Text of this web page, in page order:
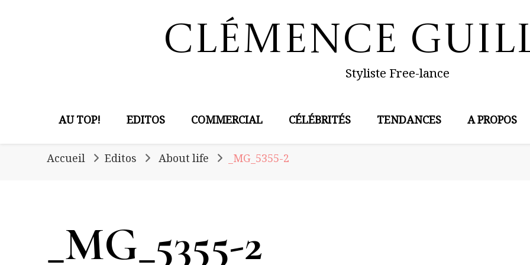
Clémence
Styliste Free-lance
AU TOP! EDITOS COMMERCIAL CÉLÉBRITÉS TENDANCES A PROPOS
Accueil Editos About life _MG_5355-2
_MG_5355-2